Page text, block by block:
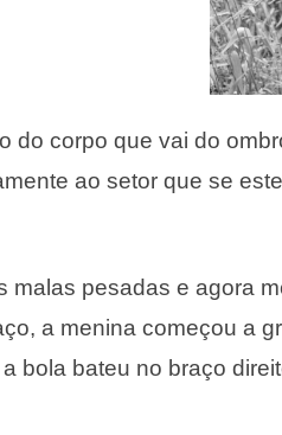
do corpo que vai do
ao setor que se
malas pesadas e agora
a menina começou a
bola bateu no braço